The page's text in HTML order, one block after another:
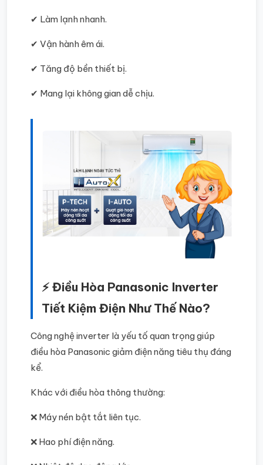
✔ Làm lạnh nhanh.
✔ Vận hành êm ái.
✔ Tăng độ bền thiết bị.
✔ Mang lại không gian dễ chịu.
⚡ Điều Hòa Panasonic Inverter
Tiết Kiệm Điện Như Thế Nào?
Công nghệ inverter là yếu tố quan trọng giúp
điều hòa Panasonic giảm điện năng tiêu thụ đáng
kể.
Khác với điều hòa thông thường:
❌ Máy nén bật tắt liên tục.
❌ Hao phí điện năng.